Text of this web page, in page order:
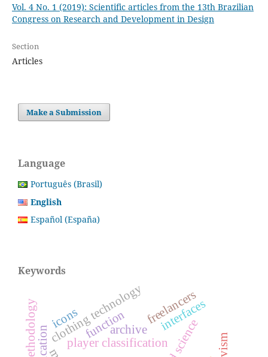
Vol. 4 No. 1 (2019): Scientific articles from the 13th Brazilian
Congress on Research and Development in Design
Section
Articles
Make a Submission
Language
Português (Brasil)
English
Español (España)
Keywords
player classification
clothing technology
functionarchive interfaces
freelancers
icons